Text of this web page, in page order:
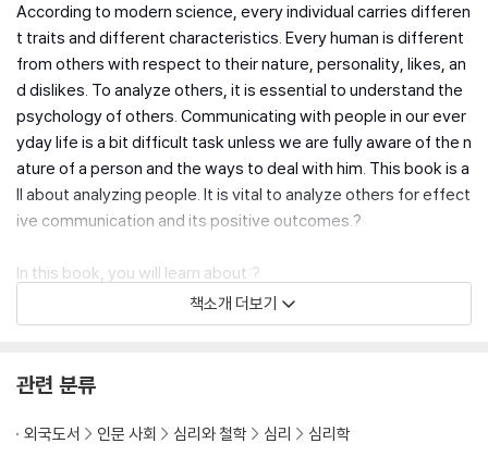
According to modern science, every individual carries differen
t traits and different characteristics. Every human is different
from others with respect to their nature, personality, likes, an
d dislikes. To analyze others, it is essential to understand the
psychology of others. Communicating with people in our ever
yday life is a bit difficult task unless we are fully aware of the n
ature of a person and the ways to deal with him. This book is a
ll about analyzing people. It is vital to analyze others for effect
ive communication and its positive outcomes.?
In this book, you will learn about:?
Benefits Of Analyzing People
Positive And Negative Body Gestures
Verbal And Non-Verbal Communication Types
책소개 더보기
관련 분류
외국도서 인문 사회 심리와 철학 심리 심리학